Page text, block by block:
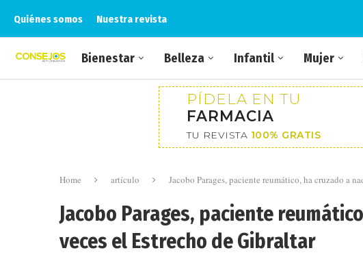
Quiénes somos Nuestra revista
Bienestar Belleza Infantil Mujer
PÍDELA EN TU
FARMACIA
TU REVISTA 100% GRATIS
Home artículo Jacobo Parages, paciente reumático, ha cruzado a
Jacobo Parages, paciente
veces el Estrecho de Gibraltar